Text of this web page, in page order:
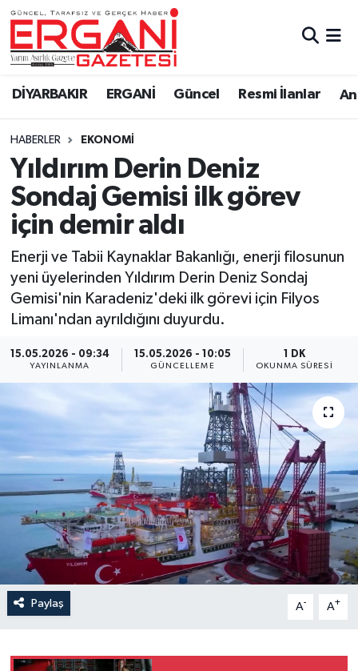
DİYARBAKIR ERGANİ Güncel Resmi İlanlar
HABERLER EKONOMİ
Yıldırım Derin Deniz
Sondaj Gemisi ilk görev
için demir aldı
Enerji ve Tabii Kaynaklar Bakanlığı, enerji filosunun
yeni üyelerinden Yıldırım Derin Deniz Sondaj
Gemisi'nin Karadeniz'deki ilk görevi için Filyos
Limanı'ndan ayrıldığını duyurdu.
15.05.2026 - 09:34
YAYINLANMA
15.05.2026 - 10:05
GÜNCELLEME
1 DK
OKUNMA SÜRESI
Paylaş A- A+
DİYARBAKIR
BİSMİL
BAĞLAR
ERGANİ
Güncel
Eği̇ti̇m
Resmi İlanlar
Sağlık
Si̇yaset
Spor
Yaşam
Bi̇li̇m & Teknoloji̇
Dünya
Eği̇ti̇m
Ergani Nöbetçi Eczaneler
Ergani Hava Durumu
Ergani Trafik Yoğunluk Haritası
Süper Lig Puan Durumu ve Fikstür
Tüm Manşetler
Son Dakika Haberleri
Haber Arşivi